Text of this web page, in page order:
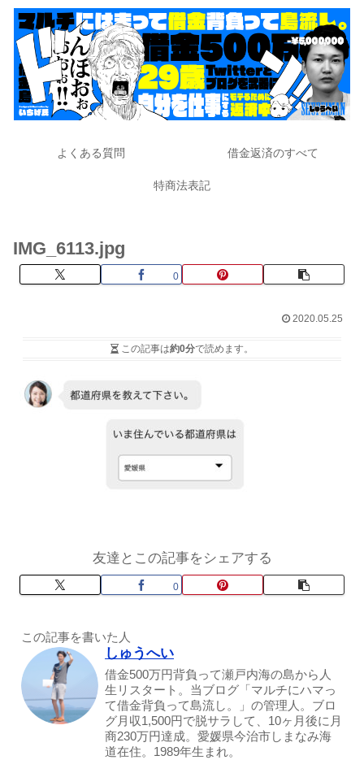
よくある質問 借金返済のすべて
特商法表記
IMG_6113.jpg
0
2020.05.25
この記事は約0分で読めます。
友達とこの記事をシェアする
0
この記事を書いた人
しゅうへい
借金500万円背負って瀬戸内海の島から人
生リスタート。当ブログ「マルチにハマっ
て借金背負って島流し。」の管理人。ブロ
グ月収1,500円で脱サラして、10ヶ月後に月
商230万円達成。愛媛県今治市しまなみ海
道在住。1989年生まれ。